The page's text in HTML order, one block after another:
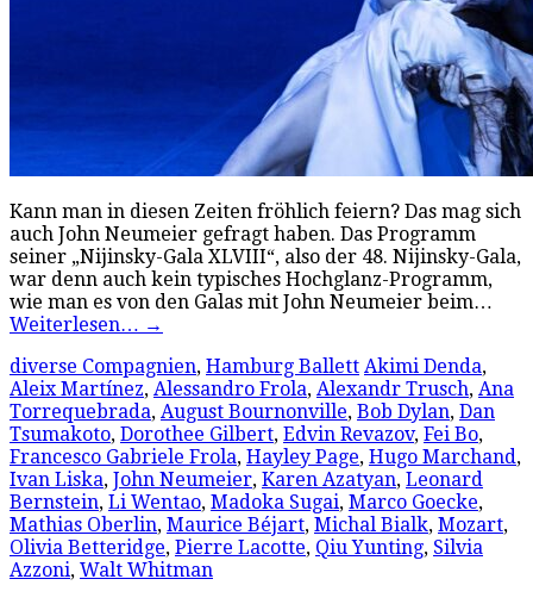
Kann man in diesen Zeiten fröhlich feiern? Das mag sich
auch John Neumeier gefragt haben. Das Programm
seiner „Nijinsky-Gala XLVIII“, also der 48. Nijinsky-Gala,
war denn auch kein typisches Hochglanz-Programm,
wie man es von den Galas mit John Neumeier beim…
Weiterlesen… →
diverse Compagnien, Hamburg Ballett Akimi Denda,
Aleix Martínez, Alessandro Frola, Alexandr Trusch, Ana
Torrequebrada, August Bournonville, Bob Dylan, Dan
Tsumakoto, Dorothee Gilbert, Edvin Revazov, Fei Bo,
Francesco Gabriele Frola, Hayley Page, Hugo Marchand,
Ivan Liska, John Neumeier, Karen Azatyan, Leonard
Bernstein, Li Wentao, Madoka Sugai, Marco Goecke,
Mathias Oberlin, Maurice Béjart, Michal Bialk, Mozart,
Olivia Betteridge, Pierre Lacotte, Qiu Yunting, Silvia
Azzoni, Walt Whitman